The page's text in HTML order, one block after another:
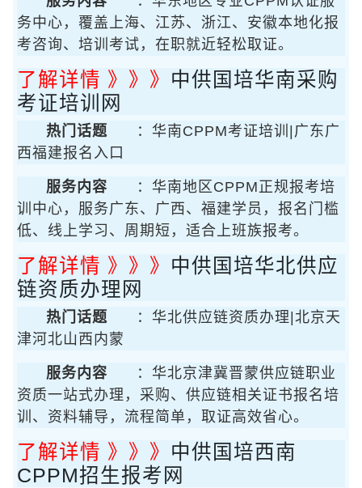
务中心，覆盖上海、江苏、浙江、安徽本地化报
考咨询、培训考试，在职就近轻松取证。
了解详情 》》》 中供国培华南采购
考证培训网
热门话题
：华南CPPM考证培训|广东广
西福建报名入口
服务内容
：华南地区CPPM正规报考培
训中心，服务广东、广西、福建学员，报名门槛
低、线上学习、周期短，适合上班族报考。
了解详情 》》》 中供国培华北供应
链资质办理网
热门话题
：华北供应链资质办理|北京天
津河北山西内蒙
服务内容
：华北京津冀晋蒙供应链职业
资质一站式办理，采购、供应链相关证书报名培
训、资料辅导，流程简单，取证高效省心。
了解详情 》》》 中供国培西南
CPPM招生报考网